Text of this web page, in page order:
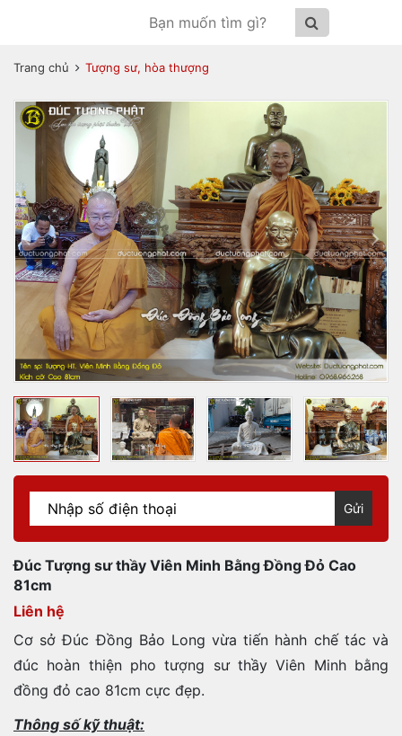
Trang chủ Tượng sư, hòa thượng
Gửi
Đúc Tượng sư thầy Viên Minh Bằng Đồng Đỏ Cao
81cm
Liên hệ
Cơ sở Đúc Đồng Bảo Long vừa tiến hành chế tác và
đúc hoàn thiện pho tượng sư thầy Viên Minh bằng
đồng đỏ cao 81cm cực đẹp.
Thông số kỹ thuật: